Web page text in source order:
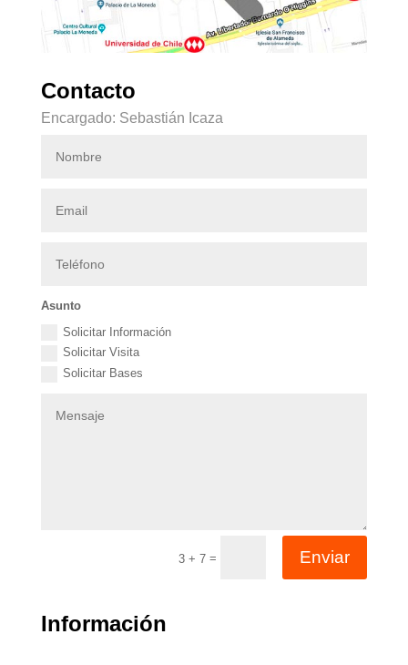
Contacto
Encargado: Sebastián Icaza
Asunto
Solicitar Información
Solicitar Visita
Solicitar Bases
3 + 7 = Enviar
Información